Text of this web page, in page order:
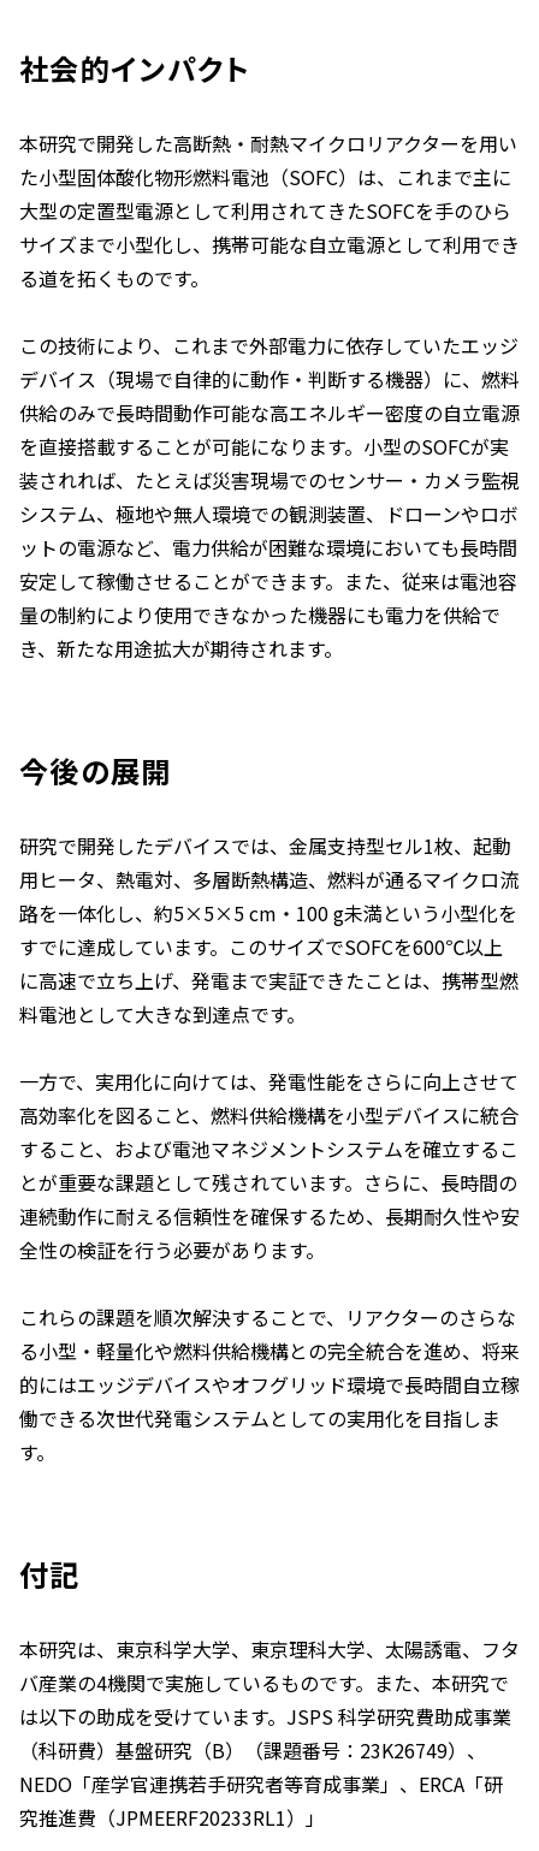
社会的インパクト
本研究で開発した高断熱・耐熱マイクロリアクターを用い
た小型固体酸化物形燃料電池（SOFC）は、これまで主に
大型の定置型電源として利用されてきたSOFCを手のひら
サイズまで小型化し、携帯可能な自立電源として利用でき
る道を拓くものです。
この技術により、これまで外部電力に依存していたエッジ
デバイス（現場で自律的に動作・判断する機器）に、燃料
供給のみで長時間動作可能な高エネルギー密度の自立電源
を直接搭載することが可能になります。小型のSOFCが実
装されれば、たとえば災害現場でのセンサー・カメラ監視
システム、極地や無人環境での観測装置、ドローンやロボ
ットの電源など、電力供給が困難な環境においても長時間
安定して稼働させることができます。また、従来は電池容
量の制約により使用できなかった機器にも電力を供給で
き、新たな用途拡大が期待されます。
今後の展開
研究で開発したデバイスでは、金属支持型セル1枚、起動
用ヒータ、熱電対、多層断熱構造、燃料が通るマイクロ流
路を一体化し、約5×5×5 cm・100 g未満という小型化を
すでに達成しています。このサイズでSOFCを600℃以上
に高速で立ち上げ、発電まで実証できたことは、携帯型燃
料電池として大きな到達点です。
一方で、実用化に向けては、発電性能をさらに向上させて
高効率化を図ること、燃料供給機構を小型デバイスに統合
すること、および電池マネジメントシステムを確立するこ
とが重要な課題として残されています。さらに、長時間の
連続動作に耐える信頼性を確保するため、長期耐久性や安
全性の検証を行う必要があります。
これらの課題を順次解決することで、リアクターのさらな
る小型・軽量化や燃料供給機構との完全統合を進め、将来
的にはエッジデバイスやオフグリッド環境で長時間自立稼
働できる次世代発電システムとしての実用化を目指しま
す。
付記
本研究は、東京科学大学、東京理科大学、太陽誘電、フタ
バ産業の4機関で実施しているものです。また、本研究で
は以下の助成を受けています。JSPS 科学研究費助成事業
（科研費）基盤研究（B）（課題番号：23K26749）、
NEDO「産学官連携若手研究者等育成事業」、ERCA「研
究推進費（JPMEERF20233RL1）」